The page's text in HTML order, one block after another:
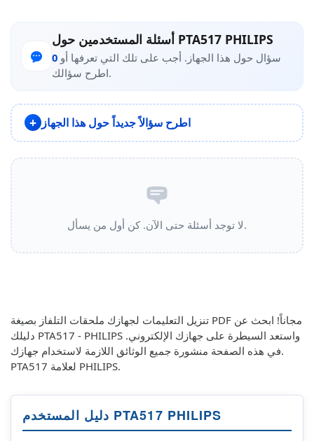
أسئلة المستخدمين حول PTA517 PHILIPS
0
اطرح سؤالك.
اطرح سؤالاً جديداً حول هذا الجهاز
لا توجد أسئلة حتى الآن. كن أول من يسأل.
تنزيل التعليمات لجهازك ملحقات التلفاز بصيغة PDF مجاناً! ابحث عن
دليلك PTA517 - PHILIPS واستعد السيطرة على جهازك الإلكتروني.
في هذه الصفحة منشورة جميع الوثائق اللازمة لاستخدام جهازك.
PTA517 لعلامة PHILIPS.
دليل المستخدم PTA517 PHILIPS